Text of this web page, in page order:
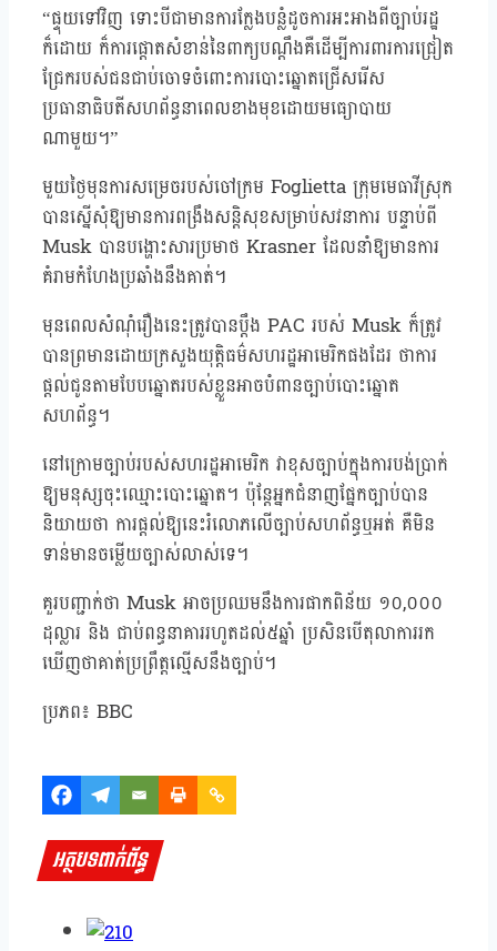
“ផ្ទុយទៅវិញ ទោះបីជាមានការក្លែងបន្លំដូចការអះអាងពីច្បាប់រដ្ឋ
ក៏ដោយ ក៏ការផ្តោតសំខាន់នៃពាក្យបណ្តឹងគឺដើម្បីការពារការជ្រៀត
ជ្រែករបស់ជនជាប់ចោទចំពោះការបោះឆ្នោតជ្រើសរើស
ប្រធានាធិបតីសហព័ន្ធនាពេលខាងមុខដោយមធ្យោបាយ
ណាមួយ។”
មួយថ្ងៃមុនការសម្រេចរបស់ចៅក្រម Foglietta ក្រុមមេធាវីស្រុក
បានស្នើសុំឱ្យមានការពង្រឹងសន្តិសុខសម្រាប់សវនាការ បន្ទាប់ពី
Musk បានបង្ហោះសារប្រមាថ Krasner ដែលនាំឱ្យមានការ
គំរាមកំហែងប្រឆាំងនឹងគាត់។
មុនពេលសំណុំរឿងនេះត្រូវបានប្តឹង PAC របស់ Musk ក៏ត្រូវ
បានព្រមានដោយក្រសួងយុត្តិធម៌សហរដ្ឋអាមេរិកផងដែរ ថាការ
ផ្តល់ជូនតាមបែបឆ្នោតរបស់ខ្លួនអាចបំពានច្បាប់បោះឆ្នោត
សហព័ន្ធ។
នៅក្រោមច្បាប់របស់សហរដ្ឋអាមេរិក វាខុសច្បាប់ក្នុងការបង់ប្រាក់
ឱ្យមនុស្សចុះឈ្មោះបោះឆ្នោត។ ប៉ុន្តែអ្នកជំនាញផ្នែកច្បាប់បាន
និយាយថា ការផ្តល់ឱ្យនេះរំលោភលើច្បាប់សហព័ន្ធឬអត់ គឺមិន
ទាន់មានចម្លើយច្បាស់លាស់ទេ។
គួរបញ្ជាក់ថា Musk អាចប្រឈមនឹងការផាកពិន័យ ១០,០០០
ដុល្លារ និង ជាប់ពន្ធនាគាររហូតដល់៥ឆ្នាំ ប្រសិនបើតុលាការរក
ឃើញថាគាត់ប្រព្រឹត្តល្មើសនឹងច្បាប់។
ប្រភព៖ BBC
អត្ថបទពាក់ព័ន្ធ